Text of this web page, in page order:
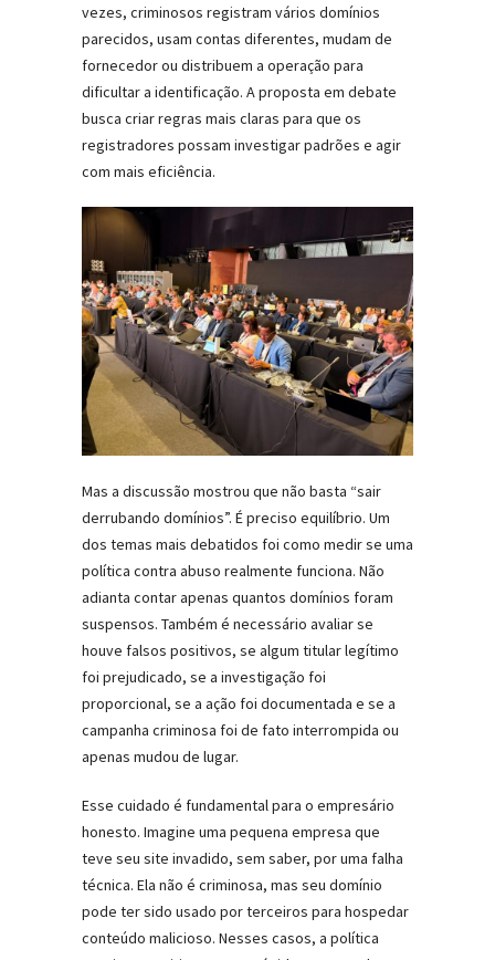
vezes, criminosos registram vários domínios
parecidos, usam contas diferentes, mudam de
fornecedor ou distribuem a operação para
dificultar a identificação. A proposta em debate
busca criar regras mais claras para que os
registradores possam investigar padrões e agir
com mais eficiência.
Mas a discussão mostrou que não basta “sair
derrubando domínios”. É preciso equilíbrio. Um
dos temas mais debatidos foi como medir se uma
política contra abuso realmente funciona. Não
adianta contar apenas quantos domínios foram
suspensos. Também é necessário avaliar se
houve falsos positivos, se algum titular legítimo
foi prejudicado, se a investigação foi
proporcional, se a ação foi documentada e se a
campanha criminosa foi de fato interrompida ou
apenas mudou de lugar.
Esse cuidado é fundamental para o empresário
honesto. Imagine uma pequena empresa que
teve seu site invadido, sem saber, por uma falha
técnica. Ela não é criminosa, mas seu domínio
pode ter sido usado por terceiros para hospedar
conteúdo malicioso. Nesses casos, a política